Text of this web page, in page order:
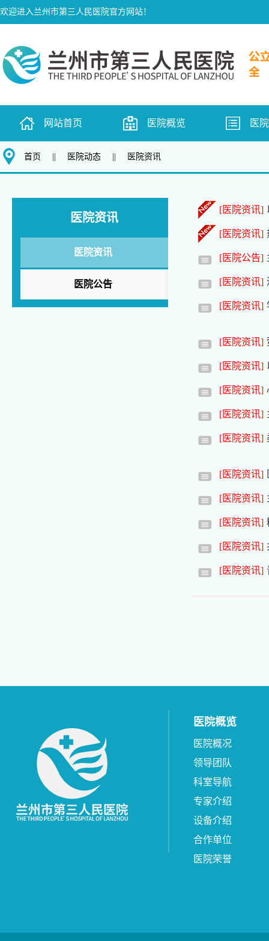
欢迎进入兰州市第三人民医院官方网站！
网站首页 医院概览 医
首页 医院动态 医院资讯
医院资讯
医院资讯
医院公告
[医院资讯]
[医院资讯]
[医院公告]
[医院资讯]
[医院资讯]
[医院资讯]
[医院资讯]
[医院资讯]
[医院资讯]
[医院资讯]
[医院资讯]
[医院资讯]
[医院资讯]
[医院资讯]
[医院资讯]
医院概览
医院概况
领导团队
科室导航
专家介绍
设备介绍
合作单位
医院荣誉